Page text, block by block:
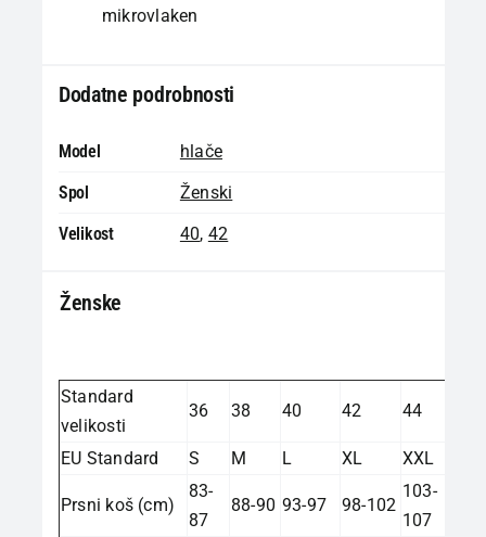
mikrovlaken
Dodatne podrobnosti
Model
hlače
Spol
Ženski
Velikost
40, 42
Ženske
Standard
velikosti
36 38 40 42 44
EU Standard S M L XL XXL
Prsni koš (cm)
83-
87
88-90 93-97 98-102
103-
107